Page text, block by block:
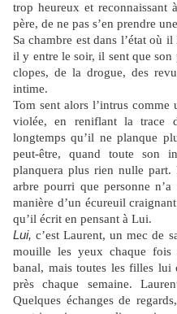
trop heureux et
père, de ne pas s’en prendre
Sa chambre est dans l’état où
il y entre le soir, il sent que son
clopes, de la drogue, des
intime.
Tom sent alors l’intrus comme
violée, en reniflant la trace
longtemps qu’il ne planque
peut-être, quand toute son
planquera plus rien nulle
arbre pourri que personne
manière d’un écureuil
qu’il écrit en pensant à Lui.
Lui,c’est Laurent, un mec de
mouille les yeux chaque fois
banal, mais toutes les filles lui
près chaque semaine.
Quelques échanges de